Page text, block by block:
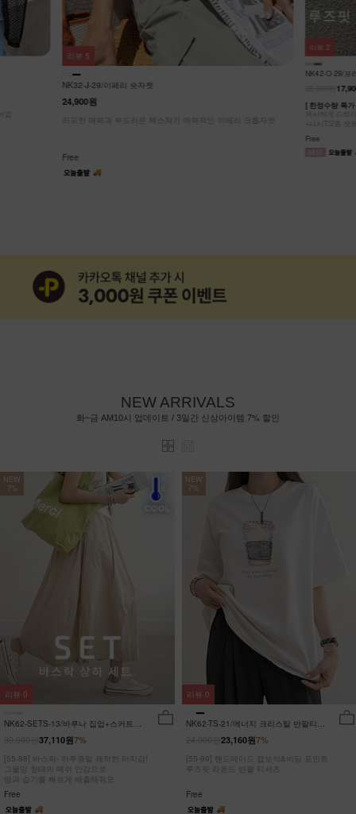
NK32-J-29/이페리 숏자켓
24,900원
러프한 매력과 부드러운 텍스쳐가 매력적인 이페리 크롭자켓
Free
리뷰 5
NK42-O-29/프
[ 한정수량 특
+나시T/2종 셋
Free
리뷰 2
NEW ARRIVALS
화~금 AM10시 업데이트 / 3일간 신상아이템 7% 할인
NEW
7%
NK62-SETS-13/바루나 집업+스커트
7%
37,110원
[55-88] 바스락- 하루종일 쾌적한 터치감!
그물망 형태의 메쉬 안감으로
땀과 습기를 빠르게 배출해줘요
Free
리뷰 0
NEW
7%
NK62-TS-21/에너지 크리스탈 반팔티
7%
23,160원
[55-99] 핸드메이드 캡보석&비딩 포인트
루즈핏 라운드 반팔 티셔츠
Free
리뷰 0